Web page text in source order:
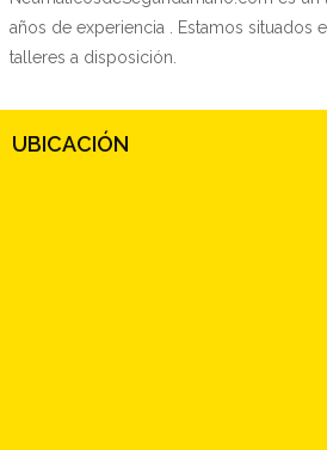
años de experiencia . Estamos situados
talleres a disposición.
UBICACIÓN